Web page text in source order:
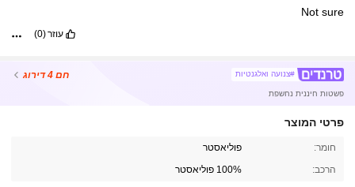
Not sure
עוזר(0)
#צנועה ואלגנטיות חם 4 דירוג
פשטות חיננית נחשפת
פרטי המוצר
חומר: פוליאסטר
הרכב: 100% פוליאסטר